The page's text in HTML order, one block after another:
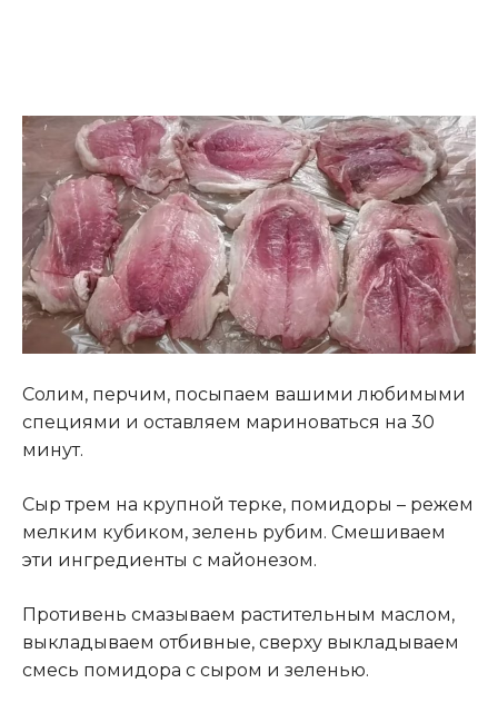
Солим, перчим, посыпаем вашими любимыми
специями и оставляем мариноваться на 30
минут.
Сыр трем на крупной терке, помидоры – режем
мелким кубиком, зелень рубим. Смешиваем
эти ингредиенты с майонезом.
Противень смазываем растительным маслом,
выкладываем отбивные, сверху выкладываем
смесь помидора с сыром и зеленью.